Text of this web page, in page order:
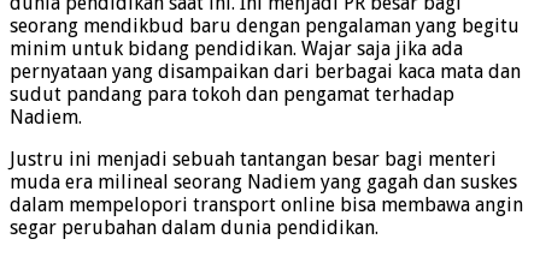
seorang mendikbud baru dengan pengalaman yang begitu
minim untuk bidang pendidikan. Wajar saja jika ada
pernyataan yang disampaikan dari berbagai kaca mata dan
sudut pandang para tokoh dan pengamat terhadap
Nadiem.
Justru ini menjadi sebuah tantangan besar bagi menteri
muda era milineal seorang Nadiem yang gagah dan suskes
dalam mempelopori transport online bisa membawa angin
segar perubahan dalam dunia pendidikan.